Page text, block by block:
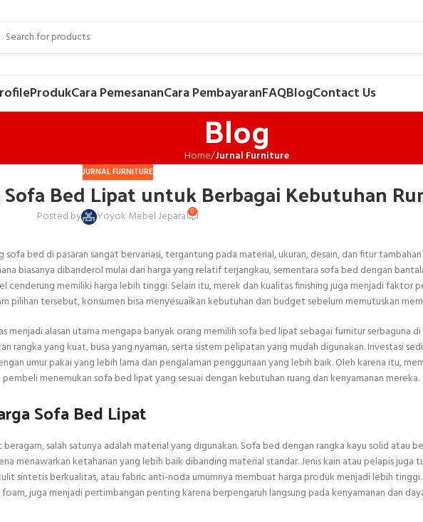
ProdukCara PemesananCara PembayaranFAQBlogContact Us
Blog
Home/Jurnal Furniture
JURNAL FURNITURE
Bed Lipat untuk Berbagai Kebutuhan
Posted by Yoyok Mebel Jepara 0
bed di pasaran sangat bervariasi, tergantung pada material, ukuran, desain, dan fitur
biasanya dibanderol mulai dari harga yang relatif terjangkau, sementara sofa bed dengan
cenderung memiliki harga lebih tinggi. Selain itu, merek dan kualitas finishing juga menjadi faktor
pilihan tersebut, konsumen bisa menyesuaikan kebutuhan dan budget sebelum memutuskan
menjadi alasan utama mengapa banyak orang memilih sofa bed lipat sebagai furnitur serbaguna di
rangka yang kuat, busa yang nyaman, serta sistem pelipatan yang mudah digunakan. Investasi
umur pakai yang lebih lama dan pengalaman penggunaan yang lebih baik. Oleh karena itu,
menemukan sofa bed lipat yang sesuai dengan kebutuhan ruang dan kenyamanan mereka.
Sofa Bed Lipat
beragam, salah satunya adalah material yang digunakan. Sofa bed dengan rangka kayu solid atau
menawarkan ketahanan yang lebih baik dibanding material standar. Jenis kain atau pelapis juga
sintetis berkualitas, atau fabric anti-noda umumnya membuat harga produk menjadi lebih tinggi.
juga menjadi pertimbangan penting karena berpengaruh langsung pada kenyamanan dan